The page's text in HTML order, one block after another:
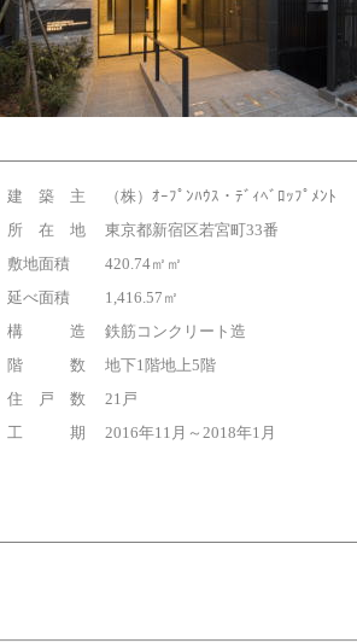
建 築 主
（株）ｵｰﾌﾟﾝﾊｳｽ・ﾃﾞｨﾍﾞﾛｯﾌﾟﾒﾝﾄ
所 在 地
東京都新宿区若宮町33番
敷地面積
420.74㎡㎡
延べ面積
1,416.57㎡
構 造
鉄筋コンクリート造
階 数
地下1階地上5階
住 戸 数
21戸
工 期
2016年11月～2018年1月